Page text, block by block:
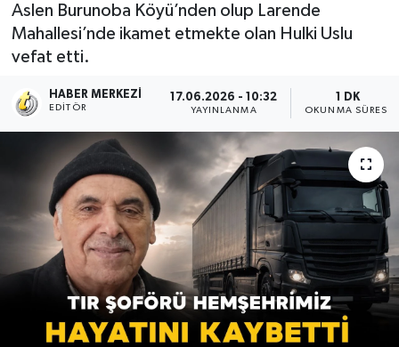
Aslen Burunoba Köyü’nden olup Larende
Mahallesi’nde ikamet etmekte olan Hulki Uslu
vefat etti.
HABER MERKEZI
EDITÖR
17.06.2026 - 10:32
YAYINLANMA
1 DK
OKUNMA SÜRESI